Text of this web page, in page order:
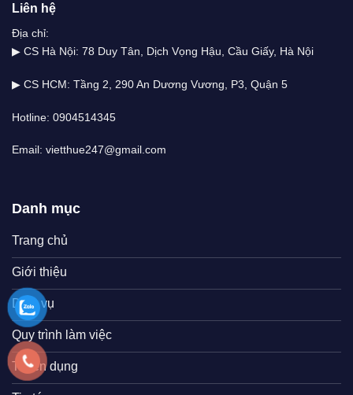
Liên hệ
Địa chỉ:
▶ CS Hà Nội: 78 Duy Tân, Dịch Vọng Hậu, Cầu Giấy, Hà Nội
▶ CS HCM: Tầng 2, 290 An Dương Vương, P3, Quận 5
Hotline: 0904514345
Email: vietthue247@gmail.com
Danh mục
Trang chủ
Giới thiệu
Dịch vụ
Quy trình làm việc
Tuyển dụng